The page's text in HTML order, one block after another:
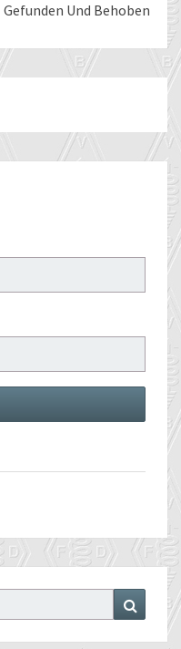
Und Behoben
Search